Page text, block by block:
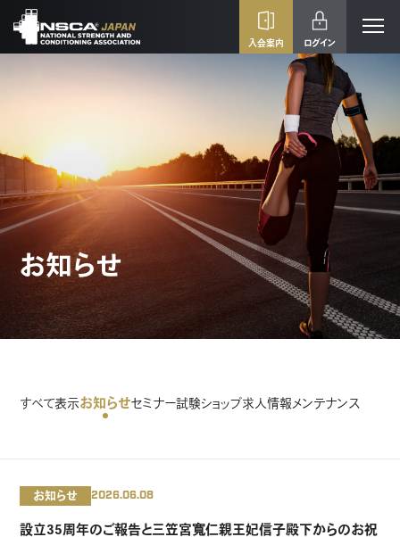
入会案内 ログイン
お知らせ
すべて表示お知らせセミナー試験ショップ求人情報 メンテナンス
お知らせ 2026.06.08
設立35周年のご報告と三笠宮寬仁親王妃信子殿下からのお祝